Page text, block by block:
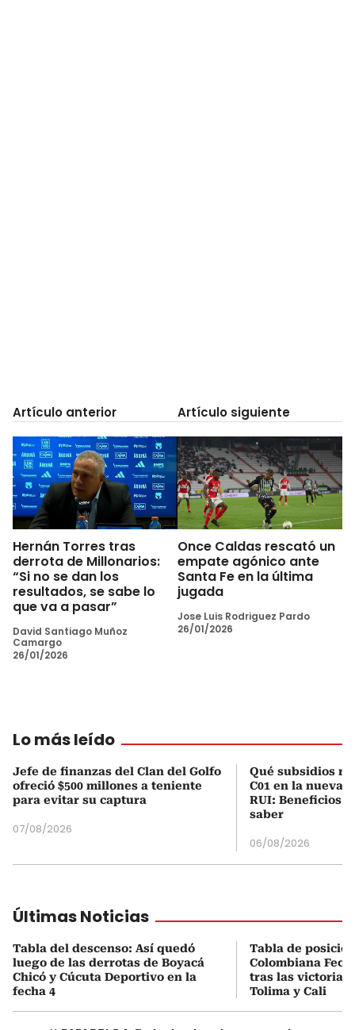
Artículo anterior
Hernán Torres tras
derrota de Millonarios:
“Si no se dan los
resultados, se sabe lo
que va a pasar”
David Santiago Muñoz
Camargo
26/01/2026
Artículo siguiente
Once Caldas rescató un
empate agónico ante
Santa Fe en la última
jugada
Jose Luis Rodriguez Pardo
26/01/2026
Lo más leído
Jefe de finanzas del Clan del Golfo
ofreció $500 millones a teniente
para evitar su captura
07/08/2026
Qué subsidios
C01 en la nueva
RUI: Beneficios
saber
06/08/2026
Últimas Noticias
Tabla del descenso: Así quedó
luego de las derrotas de Boyacá
Chicó y Cúcuta Deportivo en la
fecha 4
Tabla de
Colombiana
tras las victorias
Tolima y Cali